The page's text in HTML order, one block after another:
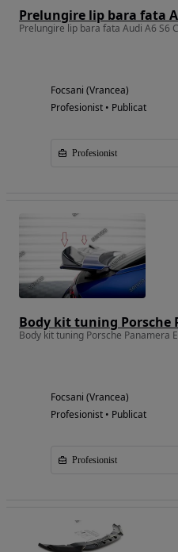
Focsani (Vrancea)
Profesionist • Publicat
Profesionist
Focsani (Vrancea)
Profesionist • Publicat
Profesionist